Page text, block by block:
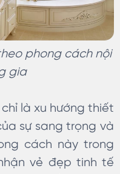
phong cách nội
gia
là xu hướng thiết
sự sang trọng và
cách này trong
vẻ đẹp tinh tế